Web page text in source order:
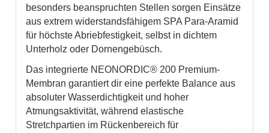
besonders beanspruchten Stellen sorgen Einsätze
aus extrem widerstandsfähigem SPA Para-Aramid
für höchste Abriebfestigkeit, selbst in dichtem
Unterholz oder Dornengebüsch.
Das integrierte NEONORDIC® 200 Premium-
Membran garantiert dir eine perfekte Balance aus
absoluter Wasserdichtigkeit und hoher
Atmungsaktivität, während elastische
Stretchpartien im Rückenbereich für